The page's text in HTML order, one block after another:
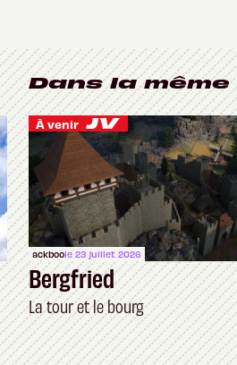
Dans la
À venir
ackboole 23 juillet 2026
Bergfried
La tour et le bourg